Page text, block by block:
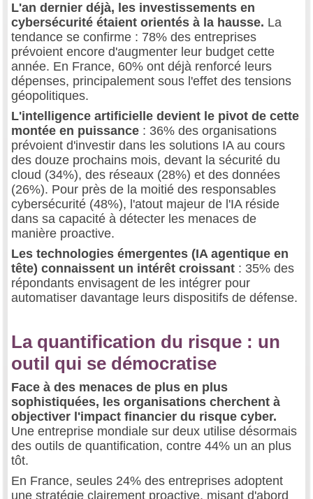
L'an dernier déjà, les investissements en
cybersécurité étaient orientés à la hausse. La
tendance se confirme : 78% des entreprises
prévoient encore d'augmenter leur budget cette
année. En France, 60% ont déjà renforcé leurs
dépenses, principalement sous l'effet des tensions
géopolitiques.
L'intelligence artificielle devient le pivot de cette
montée en puissance : 36% des organisations
prévoient d'investir dans les solutions IA au cours
des douze prochains mois, devant la sécurité du
cloud (34%), des réseaux (28%) et des données
(26%). Pour près de la moitié des responsables
cybersécurité (48%), l'atout majeur de l'IA réside
dans sa capacité à détecter les menaces de
manière proactive.
Les technologies émergentes (IA agentique en
tête) connaissent un intérêt croissant : 35% des
répondants envisagent de les intégrer pour
automatiser davantage leurs dispositifs de défense.
La quantification du risque : un
outil qui se démocratise
Face à des menaces de plus en plus
sophistiquées, les organisations cherchent à
objectiver l'impact financier du risque cyber.
Une entreprise mondiale sur deux utilise désormais
des outils de quantification, contre 44% un an plus
tôt.
En France, seules 24% des entreprises adoptent
une stratégie clairement proactive, misant d'abord